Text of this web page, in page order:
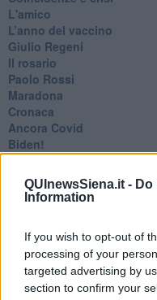
QUInewsSiena.it - Do
Information
If you wish to opt-out of
processing of your
targeted advertising by
section to confirm your
L'amico
​L’anno del vaccino
Giulio Regeni
​Il rosario
Paolo Rossi
Maradona
Cronaca
​Ancora Covid
​Biden!
In memoria
​Ancora Francesco
Rieccoci
Suarez
​Il responso
Willy
Non lo so